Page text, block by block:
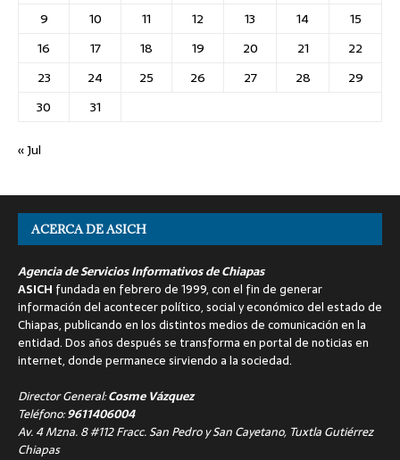
9
10 11 12 13 14
15
16
17 18 19 20 21
22
23
24 25 26 27 28
29
30
31
« Jul
ACERCA DE ASICH
Agencia de Servicios Informativos de Chiapas
ASICH fundada en febrero de 1999, con el fin de generar
información del acontecer político, social y económico del estado de
Chiapas, publicando en los distintos medios de comunicación en la
entidad. Dos años después se transforma en portal de noticias en
internet, donde permanece sirviendo a la sociedad.
Director General:Cosme Vázquez
Teléfono:9611406004
Av. 4 Mzna. 8 #112 Fracc. San Pedro y San Cayetano, Tuxtla Gutiérrez
Chiapas